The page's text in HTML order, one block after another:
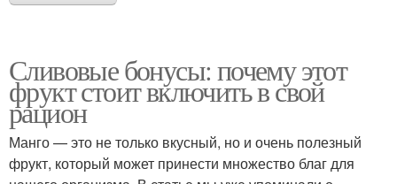
Сливовые бонусы: почему этот
фрукт стоит включить в свой
рацион
Манго — это не только вкусный, но и очень полезный
фрукт, который может принести множество благ для